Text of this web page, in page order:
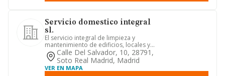
Servicio domestico integral
sl.
El servicio integral de limpieza y
mantenimiento de edificios, locales y
analogos. construccion y r...
Calle Del Salvador, 10, 28791,
Soto Real Madrid, Madrid
VER EN MAPA